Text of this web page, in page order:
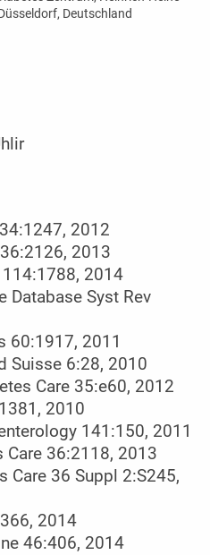
Deutschland
2012
2013
114:1788, 2014
Database Syst Rev
60:1917, 2011
Suisse 6:28, 2010
Care 35:e60, 2012
2010
141:150, 2011
Care 36:2118, 2013
Care 36 Suppl 2:S245,
2014
46:406, 2014